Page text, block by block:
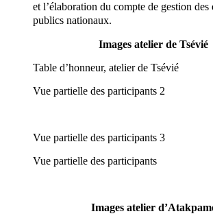
et l’élaboration du compte de gestion des
publics nationaux.
Images atelier de Tsévié
Table d’honneur, atelier de Tsévié
Vue partielle des participants 2
Vue partielle des participants 3
Vue partielle des participants
Images atelier